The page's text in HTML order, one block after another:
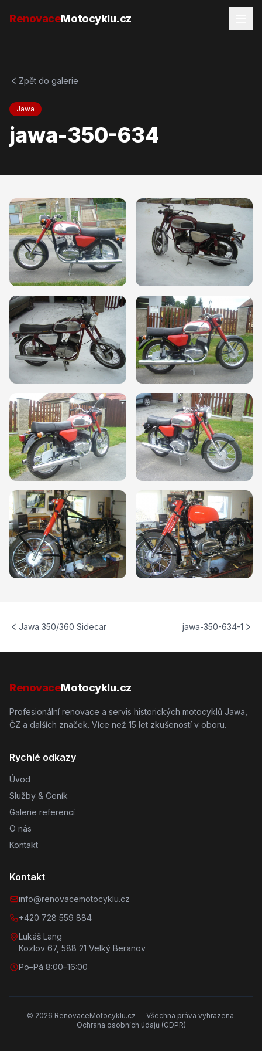
RenovaceMotocyklu.cz
Zpět do galerie
Jawa
jawa-350-634
Jawa 350/360 Sidecar jawa-350-634-1
RenovaceMotocyklu.cz
Profesionální renovace a servis historických motocyklů Jawa,
ČZ a dalších značek. Více než 15 let zkušeností v oboru.
Rychlé odkazy
Úvod
Služby & Ceník
Galerie referencí
O nás
Kontakt
Kontakt
info@renovacemotocyklu.cz
+420 728 559 884
Lukáš Lang
Kozlov 67, 588 21 Velký Beranov
Po–Pá 8:00–16:00
© 2026 RenovaceMotocyklu.cz — Všechna práva vyhrazena.
Ochrana osobních údajů (GDPR)